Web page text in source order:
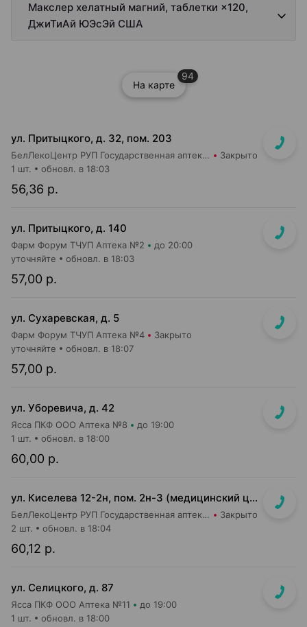
Макслер хелатный магний, таблетки ×120,
ДжиТиАй ЮЭсЭй США
На карте
94
ул. Притыцкого, д. 32, пом. 203
БелЛекоЦентр РУП Государственная аптека №40 Закрыто
56,36 р.
1 шт. обновл. в 18:03
ул. Притыцкого, д. 140
Фарм Форум ТЧУП Аптека №2 до 20:00
57,00 р.
уточняйте обновл. в 18:03
ул. Сухаревская, д. 5
Фарм Форум ТЧУП Аптека №4 Закрыто
57,00 р.
уточняйте обновл. в 18:07
ул. Уборевича, д. 42
Ясса ПКФ ООО Аптека №8 до 19:00
60,00 р.
1 шт. обновл. в 18:00
ул. Киселева 12-2н, пом. 2н-3 (медицинский центр "Горизонт", 3 этаж)
БелЛекоЦентр РУП Государственная аптека №52 Закрыто
60,12 р.
2 шт. обновл. в 18:04
ул. Селицкого, д. 87
Ясса ПКФ ООО Аптека №11 до 19:00
1 шт. обновл. в 18:00